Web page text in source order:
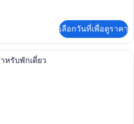
เลือกวันที่เพื่อดูราคา
มินิบาร์, ตู้นิรภัยในห้องพัก, โต๊ะทำงาน,
หรับพักเดี่ยว